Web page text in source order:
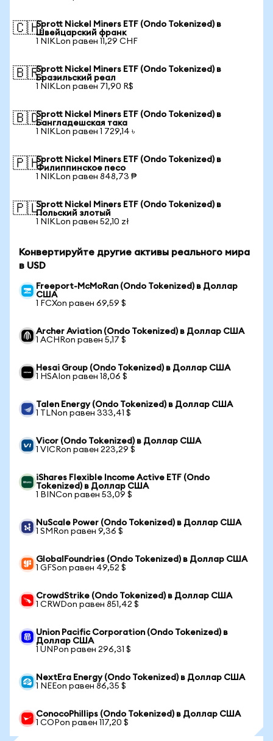
🇨🇭Sprott Nickel Miners ETF (Ondo Tokenized) в
Швейцарский франк
1 NIKLon равен 11,29 CHF
🇧🇷Sprott Nickel Miners ETF (Ondo Tokenized) в
Бразильский реал
1 NIKLon равен 71,90 R$
🇧🇩Sprott Nickel Miners ETF (Ondo Tokenized) в
Бангладешская така
1 NIKLon равен 1 729,14 ৳
🇵🇭Sprott Nickel Miners ETF (Ondo Tokenized) в
Филиппинское песо
1 NIKLon равен 848,73 ₱
🇵🇱Sprott Nickel Miners ETF (Ondo Tokenized) в
Польский злотый
1 NIKLon равен 52,10 zł
Конвертируйте другие активы реального мира
в USD
Freeport-McMoRan (Ondo Tokenized) в Доллар
США
1 FCXon равен 69,59 $
Archer Aviation (Ondo Tokenized) в Доллар США
1 ACHRon равен 5,17 $
Hesai Group (Ondo Tokenized) в Доллар США
1 HSAIon равен 18,06 $
Talen Energy (Ondo Tokenized) в Доллар США
1 TLNon равен 333,41 $
Vicor (Ondo Tokenized) в Доллар США
1 VICRon равен 223,29 $
iShares Flexible Income Active ETF (Ondo
Tokenized) в Доллар США
1 BINCon равен 53,09 $
NuScale Power (Ondo Tokenized) в Доллар США
1 SMRon равен 9,36 $
GlobalFoundries (Ondo Tokenized) в Доллар США
1 GFSon равен 49,52 $
CrowdStrike (Ondo Tokenized) в Доллар США
1 CRWDon равен 851,42 $
Union Pacific Corporation (Ondo Tokenized) в
Доллар США
1 UNPon равен 296,31 $
NextEra Energy (Ondo Tokenized) в Доллар США
1 NEEon равен 86,35 $
ConocoPhillips (Ondo Tokenized) в Доллар США
1 COPon равен 117,20 $